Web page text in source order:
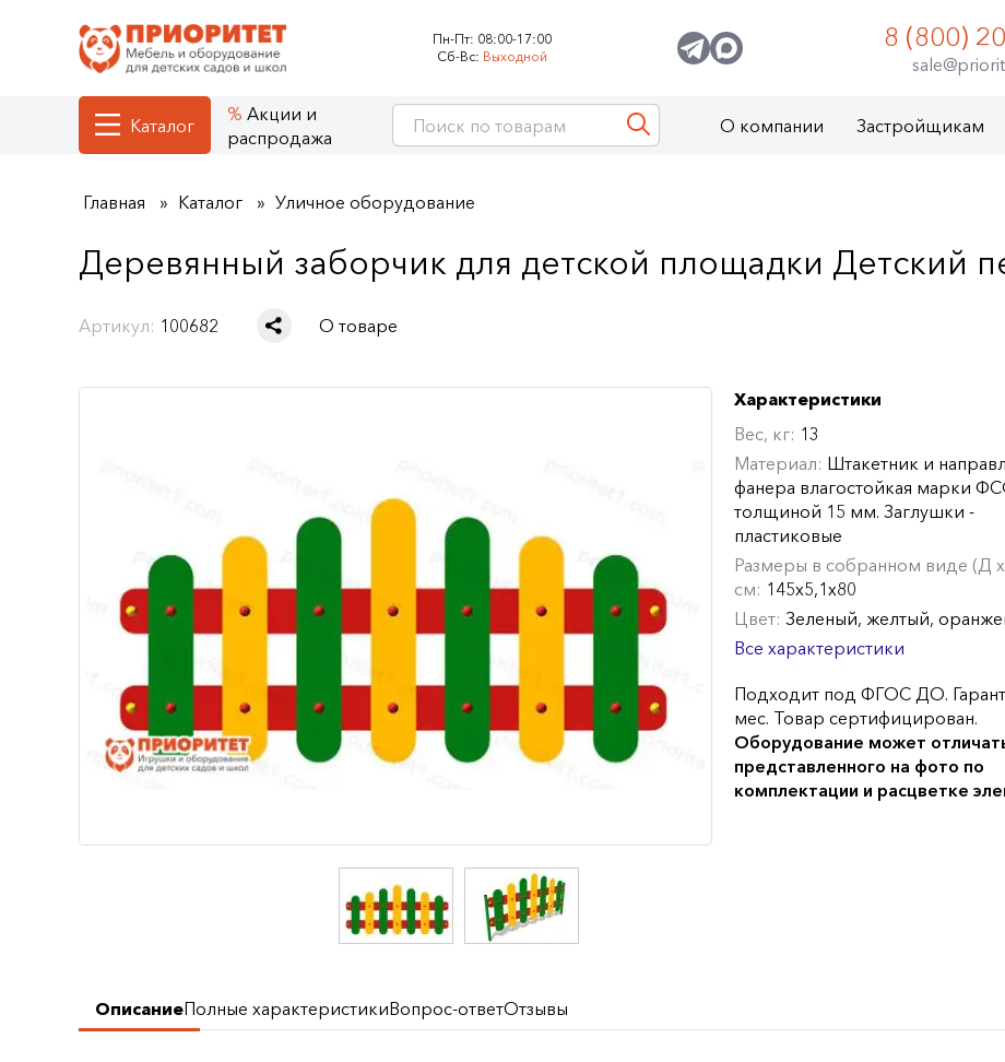
Пн-Пт: 08:00-17:00
Сб-Вс: Выходной
8 (800)
Каталог
Акции и
распродажа
О компании Застройщикам
Главная Каталог Уличное оборудование
Деревянный заборчик для детской площадки Детский
Артикул: 100682 О товаре
Характеристики
Вес, кг: 13
Материал: Штакетник и
фанера влагостойкая марки
толщиной 15 мм. Заглушки -
пластиковые
Размеры в собранном виде (Д
см: 145х5,1х80
Цвет: Зеленый, желтый,
Все характеристики
Подходит под ФГОС ДО.
мес. Товар сертифицирован.
Оборудование может
представленного на фото по
комплектации и расцветке
ОписаниеПолные характеристикиВопрос-ответОтзывы